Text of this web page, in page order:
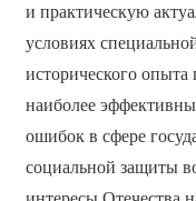
и практическую
условиях
исторического опыта
наиболее
ошибок в сфере
социальной защиты